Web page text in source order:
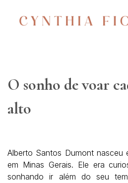
O sonho de voar
alto
Alberto Santos Dumont nasceu
em Minas Gerais. Ele era
sonhando ir além do seu